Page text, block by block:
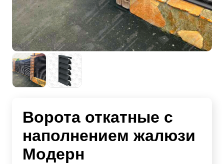
Ворота откатные с
наполнением жалюзи
Модерн